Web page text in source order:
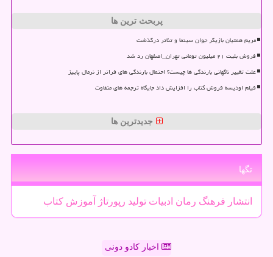
پربحث ترین ها
مریم همتیان بازیگر جوان سینما و تئاتر درگذشت
فروش بلیت ۲۱ میلیون تومانی تهران_اصفهان رد شد
علت تغییر ناگهانی بارندگی ها چیست؟ احتمال بارندگی های فراتر از نرمال پاییز
فیلم اودیسه فروش کتاب را افزایش داد جایگاه ترجمه های متفاوت
جدیدترین ها
تگها
انتشار فرهنگ رمان ادبیات تولید رپورتاژ آموزش كتاب
اخبار کادو دونی